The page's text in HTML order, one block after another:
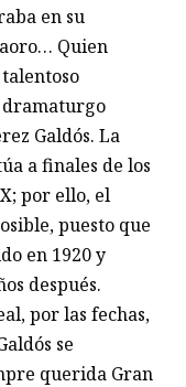
en su
Quien
Galdós. La
a finales de los
por ello, el
puesto que
en 1920 y
después.
por las fechas,
se
querida Gran